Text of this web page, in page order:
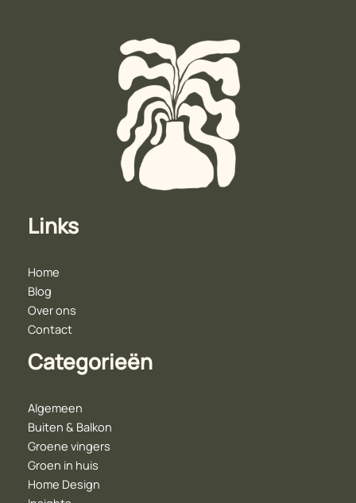
Links
Home
Blog
Over ons
Contact
Categorieën
Algemeen
Buiten & Balkon
Groene vingers
Groen in huis
Home Design